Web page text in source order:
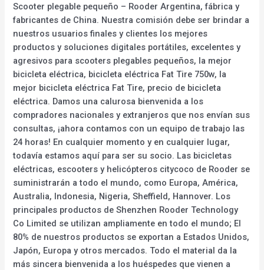
Scooter plegable pequeño – Rooder Argentina, fábrica y
fabricantes de China. Nuestra comisión debe ser brindar a
nuestros usuarios finales y clientes los mejores
productos y soluciones digitales portátiles, excelentes y
agresivos para scooters plegables pequeños, la mejor
bicicleta eléctrica, bicicleta eléctrica Fat Tire 750w, la
mejor bicicleta eléctrica Fat Tire, precio de bicicleta
eléctrica. Damos una calurosa bienvenida a los
compradores nacionales y extranjeros que nos envían sus
consultas, ¡ahora contamos con un equipo de trabajo las
24 horas! En cualquier momento y en cualquier lugar,
todavía estamos aquí para ser su socio. Las bicicletas
eléctricas, escooters y helicópteros citycoco de Rooder se
suministrarán a todo el mundo, como Europa, América,
Australia, Indonesia, Nigeria, Sheffield, Hannover. Los
principales productos de Shenzhen Rooder Technology
Co Limited se utilizan ampliamente en todo el mundo; El
80% de nuestros productos se exportan a Estados Unidos,
Japón, Europa y otros mercados. Todo el material da la
más sincera bienvenida a los huéspedes que vienen a